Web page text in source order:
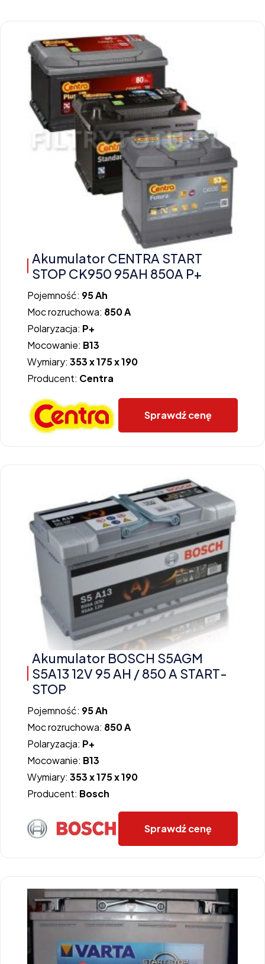
Akumulator CENTRA START
STOP CK950 95AH 850A P+
Pojemność: 95 Ah
Moc rozruchowa: 850 A
Polaryzacja: P+
Mocowanie: B13
Wymiary: 353 x 175 x 190
Producent: Centra
Sprawdź cenę
Akumulator BOSCH S5AGM
S5A13 12V 95 AH / 850 A START-
STOP
Pojemność: 95 Ah
Moc rozruchowa: 850 A
Polaryzacja: P+
Mocowanie: B13
Wymiary: 353 x 175 x 190
Producent: Bosch
Sprawdź cenę